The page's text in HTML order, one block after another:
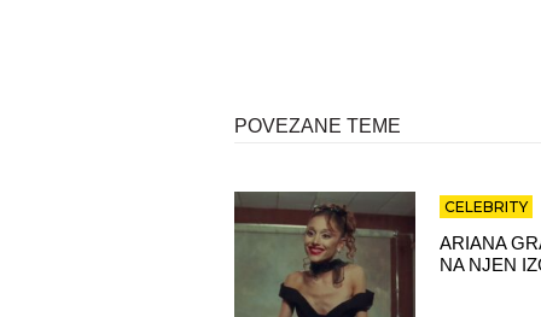
POVEZANE TEME
CELEBRITY
ARIANA
NA NJEN